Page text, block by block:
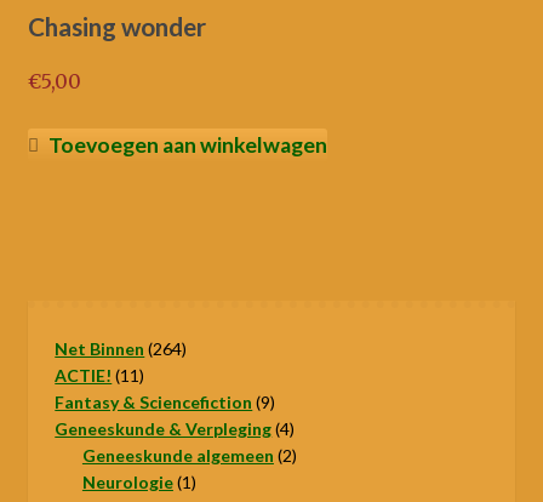
Chasing wonder
€5,00
Toevoegen aan winkelwagen
Net Binnen 264264
ACTIE! 1111
producten
Fantasy & Sciencefiction 99
producten
Geneeskunde & Verpleging 44
producten
Geneeskunde algemeen 22
Neurologie 11